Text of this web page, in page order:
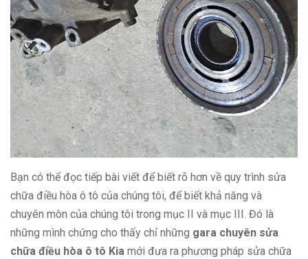
Bạn có thể đọc tiếp bài viết để biết rõ hơn về quy trình sửa
chữa điều hòa ô tô của chúng tôi, để biết khả năng và
chuyên môn của chúng tôi trong mục II và mục III. Đó là
những mình chứng cho thấy chỉ những gara chuyên sửa
chữa điều hòa ô tô Kia mới đưa ra phương pháp sửa chữa